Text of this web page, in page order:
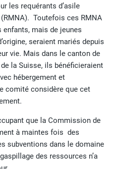
les requérants d’asile
Toutefois ces RMNA
mais de jeunes
seraient mariés depuis
vie. Mais dans le canton de
la Suisse, ils bénéficieraient
hébergement et
comité considère que cet
que la Commission de
à maintes fois des
subventions dans le domaine
des ressources n’a